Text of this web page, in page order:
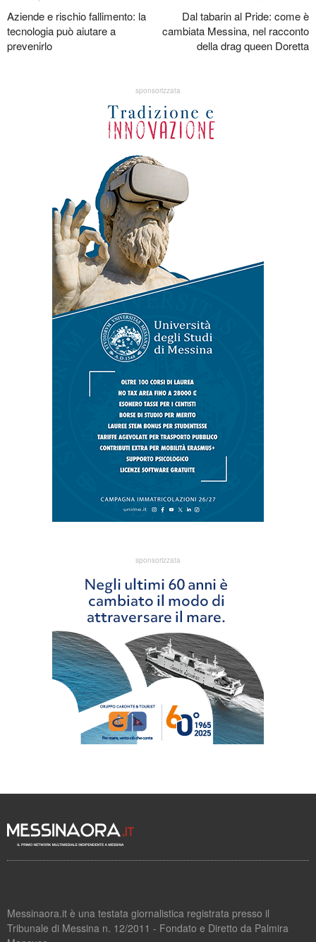
Aziende e rischio fallimento: la
tecnologia può aiutare a
prevenirlo
Dal tabarin al Pride: come è
cambiata Messina, nel racconto
della drag queen Doretta
sponsorizzata
sponsorizzata
Messinaora.it è una testata giornalistica registrata presso il
Tribunale di Messina n. 12/2011 - Fondato e Diretto da Palmira